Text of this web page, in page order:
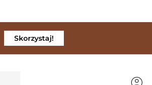
Skorzystaj!